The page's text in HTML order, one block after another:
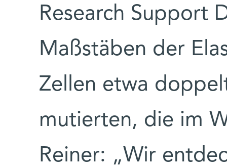
Research Support
Maßstäben der
Zellen etwa
mutierten, die im
Reiner: „Wir